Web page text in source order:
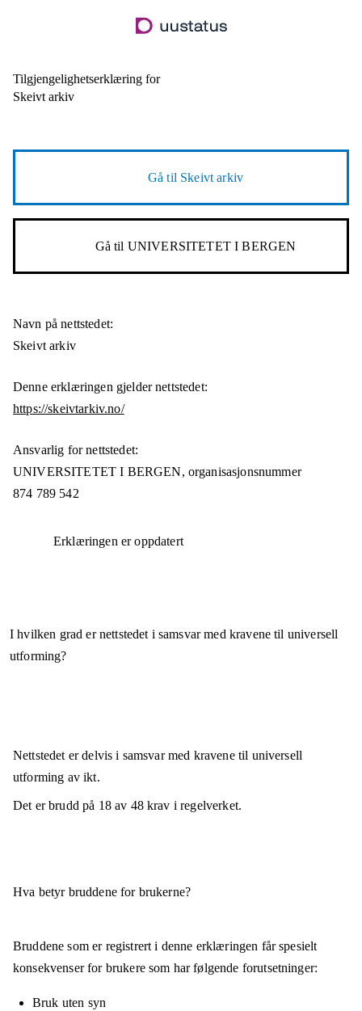
til
Tilgjengelighetserklæring for
Skeivt arkiv
Gå til Skeivt arkiv
Gå til UNIVERSITETET I BERGEN
Navn på nettstedet:
Skeivt arkiv
Denne erklæringen gjelder nettstedet:
https://skeivtarkiv.no/
Ansvarlig for nettstedet:
UNIVERSITETET I BERGEN, organisasjonsnummer
874 789 542
Erklæringen er oppdatert
I hvilken grad er nettstedet i samsvar med kravene til universell
utforming?
Nettstedet erdelvis i samsvarmed kravene til universell
utforming av ikt.
Det er brudd på 18av 48krav i regelverket.
Hva betyr bruddene for brukerne?
Bruddene som er registrert i denne erklæringen får spesielt
konsekvenser for brukere som har følgende forutsetninger:
Bruk uten syn